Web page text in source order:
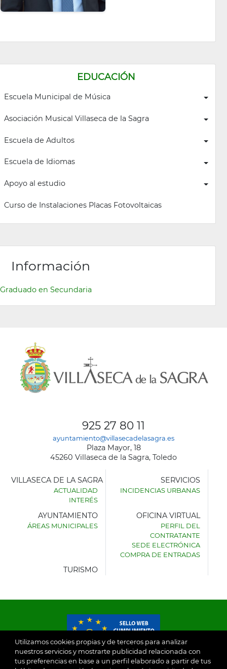
EDUCACIÓN
Escuela Municipal de Música
Asociación Musical Villaseca de la Sagra
Escuela de Adultos
Escuela de Idiomas
Apoyo al estudio
Curso de Instalaciones Placas Fotovoltaicas
Información
Graduado en Secundaria
Utilizamos cookies propias y de terceros para analizar
nuestros servicios y mostrarte publicidad relacionada con
tus preferencias en base a un perfil elaborado a partir de tus
925 27 80 11
ayuntamiento@villasecadelasagra.es
Plaza Mayor, 18
45260 Villaseca de la Sagra, Toledo
AYUNTAMIENTO
VILLASECA DE LA SAGRA
ACTUALIDAD
INTERÉS
SERVICIOS
INCIDENCIAS URBANAS
AYUNTAMIENTO
ÁREAS MUNICIPALES
OFICINA VIRTUAL
PERFIL DEL
CONTRATANTE
SEDE ELECTRÓNICA
COMPRA DE ENTRADAS
TURISMO
© 2026